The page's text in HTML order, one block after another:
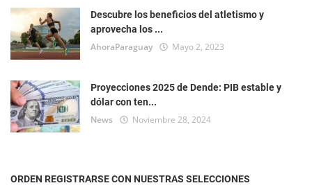
Descubre los beneficios del atletismo y
aprovecha los ...
AhoraParaguay Mayo 2, 2023
Proyecciones 2025 de Dende: PIB estable y
dólar con ten...
News Noviembre 28, 2024
ORDEN REGISTRARSE CON NUESTRAS SELECCIONES